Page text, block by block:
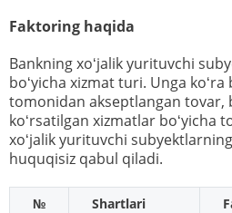
Faktoring haqida
Bankning xoʻjalik yurituvchi
boʻyicha xizmat turi. Unga
tomonidan akseptlangan tovar,
koʻrsatilgan xizmatlar boʻyicha
xoʻjalik yurituvchi
huquqisiz qabul qiladi.
№ Shartlari